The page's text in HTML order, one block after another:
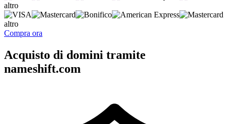
altro
altro
Compra ora
Acquisto di domini tramite
nameshift.com